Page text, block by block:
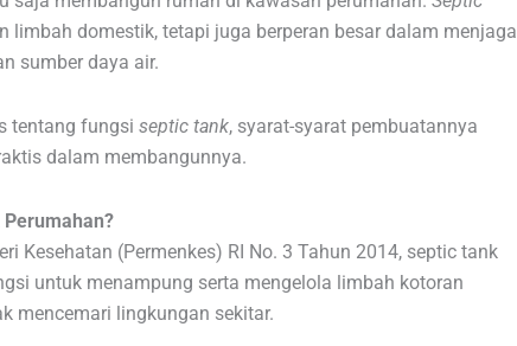
limbah domestik, tetapi juga berperan besar dalam menjaga
sumber daya air.
tentang fungsi septic tank, syarat-syarat pembuatannya
dalam membangunnya.
Kesehatan (Permenkes) RI No. 3 Tahun 2014, septic tank
untuk menampung serta mengelola limbah kotoran
mencemari lingkungan sekitar.